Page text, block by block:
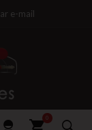
e-mail
0